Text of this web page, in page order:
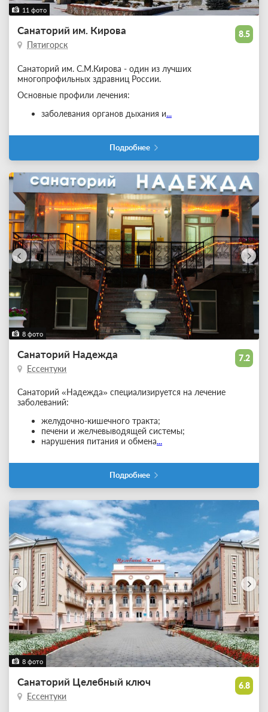
11 фото
8.5
Санаторий им. Кирова
Пятигорск
Санаторий им. С.М.Кирова - один из лучших
многопрофильных здравниц России.
Основные профили лечения:
заболевания органов дыхания и...
Подробнее
8 фото
7.2
Санаторий Надежда
Ессентуки
Санаторий «Надежда» специализируется на лечение
заболеваний:
желудочно-кишечного тракта;
печени и желчевыводящей системы;
нарушения питания и обмена...
Подробнее
8 фото
6.8
Санаторий Целебный ключ
Ессентуки